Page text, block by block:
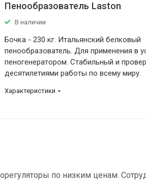
Пенообразователь Laston
В наличии
Бочка - 230 кг. Итальянский белковый
пенообразователь. Для применения в
пеногенератором. Стабильный и
десятилетиями работы по всему миру.
Характеристики
по низким ценам.